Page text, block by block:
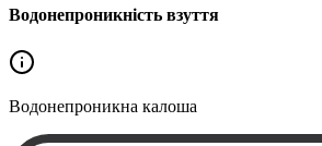
Водонепроникність взуття
Водонепроникна калоша